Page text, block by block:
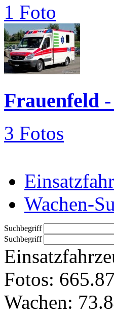
1 Foto
Frauenfeld
3 Fotos
Wachen-
Suchbegriff
Suchbegriff
Fotos:
Wachen: